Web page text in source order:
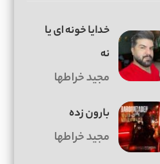
خدایا خونه ای یا
نه
مجید خراطها
بارون زده
مجید خراطها